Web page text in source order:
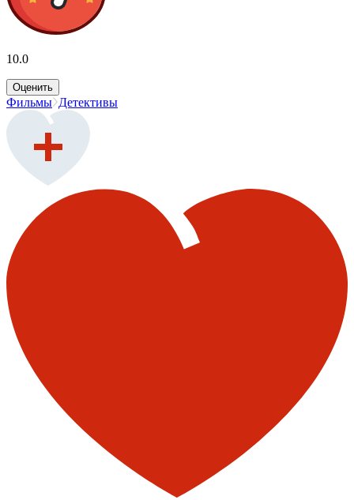
10.0
Оценить
Фильмы Детективы